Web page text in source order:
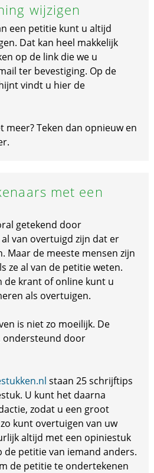
wijzigen
een petitie kunt u altijd
Dat kan heel makkelijk
op de link die we u
ter bevestiging. Op de
vindt u hier de
meer? Teken dan opnieuw en
met een
getekend door
van overtuigd zijn dat er
Maar de meeste mensen zijn
ze al van de petitie weten.
de krant of online kunt u
als overtuigen.
is niet zo moeilijk. De
ondersteund door
staan 25 schrijftips
U kunt het daarna
zodat u een groot
kunt overtuigen van uw
altijd met een opiniestuk
de petitie van iemand anders.
de petitie te ondertekenen